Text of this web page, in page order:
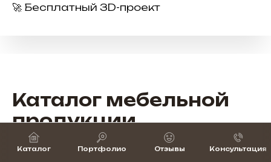
Каталог Портфолио Отзывы Консультация
🚀 Бесплатный 3D-проект
Каталог мебельной
продукции
Широкий выбор мебели для бизнеса —